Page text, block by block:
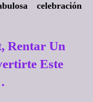
celebración
Rentar Un
Este